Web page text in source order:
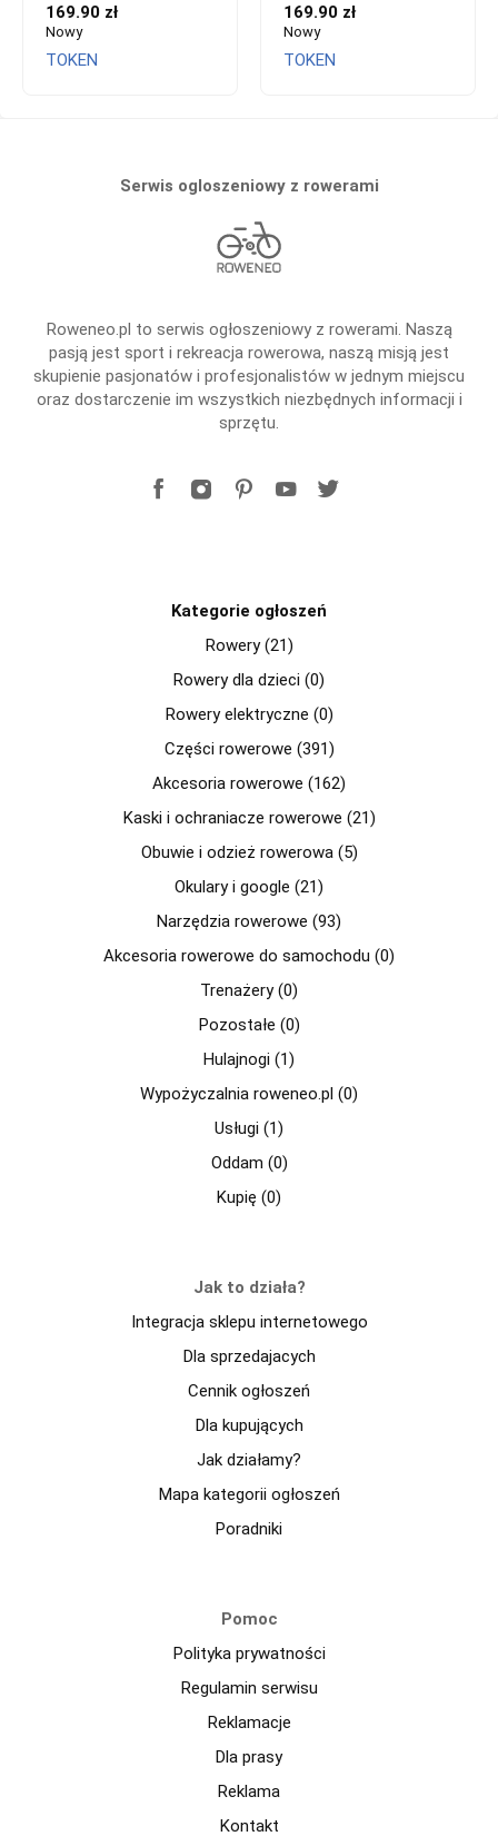
169.90 zł
Nowy
TOKEN
169.90 zł
Nowy
TOKEN
Serwis ogloszeniowy z rowerami
Roweneo.pl to serwis ogłoszeniowy z rowerami. Naszą
pasją jest sport i rekreacja rowerowa, naszą misją jest
skupienie pasjonatów i profesjonalistów w jednym miejscu
oraz dostarczenie im wszystkich niezbędnych informacji i
sprzętu.
Kategorie ogłoszeń
Rowery (21)
Rowery dla dzieci (0)
Rowery elektryczne (0)
Części rowerowe (391)
Akcesoria rowerowe (162)
Kaski i ochraniacze rowerowe (21)
Obuwie i odzież rowerowa (5)
Okulary i google (21)
Narzędzia rowerowe (93)
Akcesoria rowerowe do samochodu (0)
Trenażery (0)
Pozostałe (0)
Hulajnogi (1)
Wypożyczalnia roweneo.pl (0)
Usługi (1)
Oddam (0)
Kupię (0)
Jak to działa?
Integracja sklepu internetowego
Dla sprzedajacych
Cennik ogłoszeń
Dla kupujących
Jak działamy?
Mapa kategorii ogłoszeń
Poradniki
Pomoc
Polityka prywatności
Regulamin serwisu
Reklamacje
Dla prasy
Reklama
Kontakt